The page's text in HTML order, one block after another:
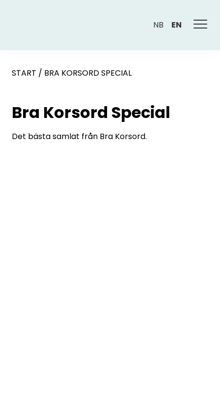
NB EN
START / BRA KORSORD SPECIAL
Bra Korsord Special
Det bästa samlat från Bra Korsord.